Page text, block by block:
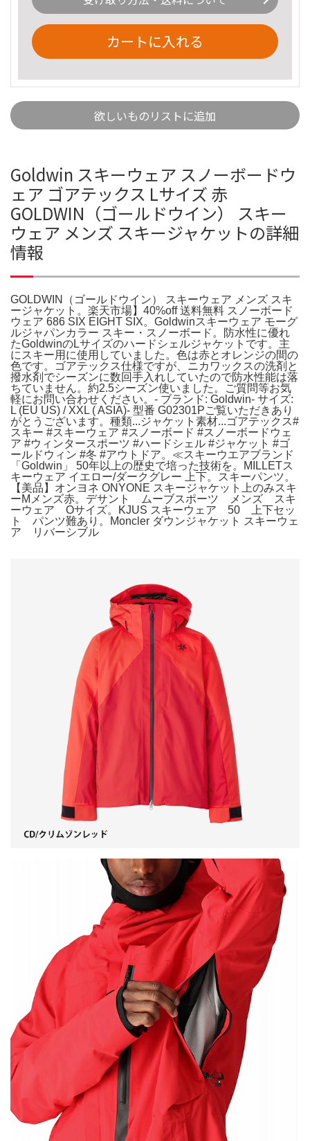
カートに入れる
欲しいものリストに追加
Goldwin スキーウェア スノーボードウ
ェア ゴアテックス Lサイズ 赤
GOLDWIN（ゴールドウイン） スキー
ウェア メンズ スキージャケットの詳細
情報
GOLDWIN（ゴールドウイン） スキーウェア メンズ スキ
ージャケット。楽天市場】40%off 送料無料 スノーボード
ウェア 686 SIX EIGHT SIX。Goldwinスキーウェア モーグ
ルジャパンカラー スキー・スノーボード。防水性に優れ
たGoldwinのLサイズのハードシェルジャケットです。主
にスキー用に使用していました。色は赤とオレンジの間の
色です。ゴアテックス仕様ですが、ニカワックスの洗剤と
撥水剤でシーズンに数回手入れしていたので防水性能は落
ちていません。約2.5シーズン使いました。ご質問等お気
軽にお問い合わせください。- ブランド: Goldwin- サイズ:
L (EU US) / XXL ( ASIA)- 型番 G02301Pご覧いただきあり
がとうございます。種類...ジャケット素材...ゴアテックス#
スキー #スキーウェア #スノーボード #スノーボードウェ
ア #ウィンタースポーツ #ハードシェル #ジャケット #ゴ
ールドウィン #冬 #アウトドア。≪スキーウエアブランド
「Goldwin」 50年以上の歴史で培った技術を。MILLETス
キーウェア イエロー/ダークグレー 上下。スキーパンツ。
【美品】オンヨネ ONYONE スキージャケット上のみスキ
ーMメンズ赤。デサント ムーブスポーツ メンズ スキ
ーウェア Oサイズ。KJUS スキーウェア 50 上下セッ
ト パンツ難あり。Moncler ダウンジャケット スキーウェ
ア リバーシブル